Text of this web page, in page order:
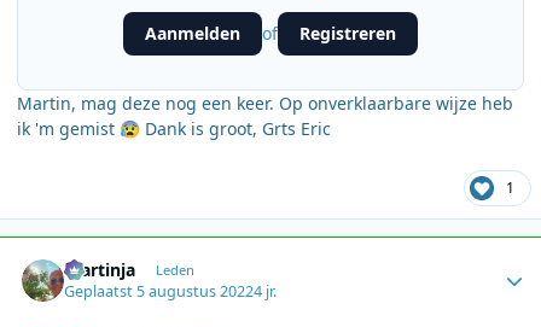
Aanmelden of Registreren
Martin, mag deze nog een keer. Op onverklaarbare wijze heb
ik 'm gemist 😰 Dank is groot, Grts Eric
1
martinja Leden
Geplaatst 5 augustus 20224 jr.